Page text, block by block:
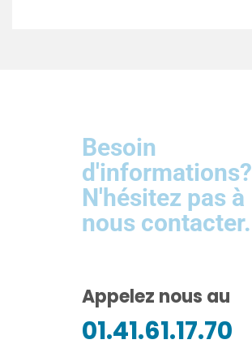
Besoin
d'informations?
N'hésitez pas à
nous contacter.
Appelez nous au
01.41.61.17.70